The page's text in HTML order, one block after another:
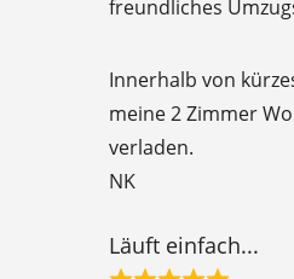
d
5
o
o
freundliches
Innerhalb von
meine 2 Zimmer
verladen.
NK
Läuft einfach...